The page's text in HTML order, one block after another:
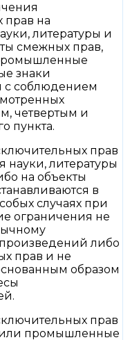
прав на
литературы и
смежных прав,
знаки
с соблюдением
четвертым и
пункта.
прав
науки, литературы
на объекты
в
случаях при
ограничения не
либо
прав и не
образом
прав
или промышленные